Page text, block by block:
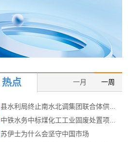
热点 一周
一月
县水利局终止南水北调集团联合体供...
中铁水务中标煤化工工业固废处置项...
苏伊士为什么会坚守中国市场